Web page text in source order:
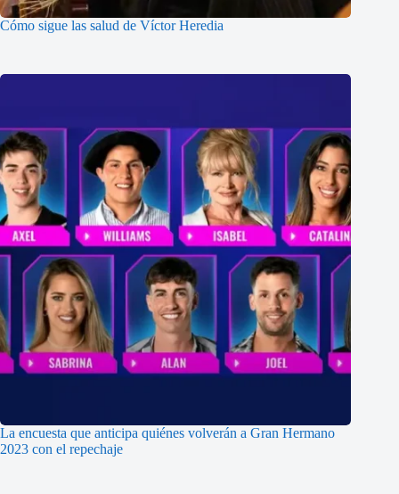
Cómo sigue las salud de Víctor Heredia
La encuesta que anticipa quiénes volverán a Gran Hermano
2023 con el repechaje